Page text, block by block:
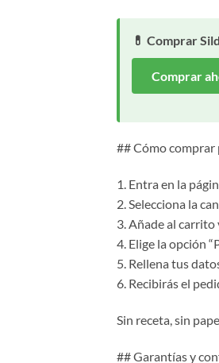
💊 Comprar
Comprar
## Cómo comprar
1. Entra en la
2. Selecciona la
3. Añade al carrito
4. Elige la opción
5. Rellena tus
6. Recibirás el
Sin receta, sin
## Garantías y